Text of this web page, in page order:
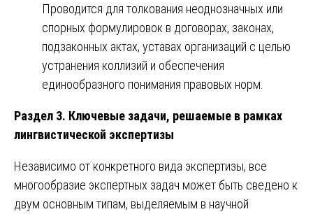
Проводится для толкования неоднозначных или
спорных формулировок в договорах, законах,
подзаконных актах, уставах организаций с целью
устранения коллизий и обеспечения
единообразного понимания правовых норм.
Раздел 3. Ключевые задачи, решаемые в рамках
лингвистической экспертизы
Независимо от конкретного вида экспертизы, все
многообразие экспертных задач может быть сведено к
двум основным типам, выделяемым в научной